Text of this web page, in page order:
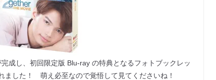
成し、初回限定版 Blu-ray の特典となるフォトブックレッ
ました！ 萌え必至なので覚悟して見てくださいね！